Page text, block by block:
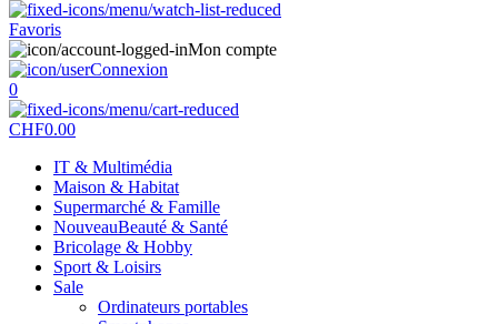
Favoris
Mon compte
Connexion
0
CHF0.00
IT & Multimédia
Maison & Habitat
Supermarché & Famille
NouveauBeauté & Santé
Bricolage & Hobby
Sport & Loisirs
Sale
Ordinateurs portables